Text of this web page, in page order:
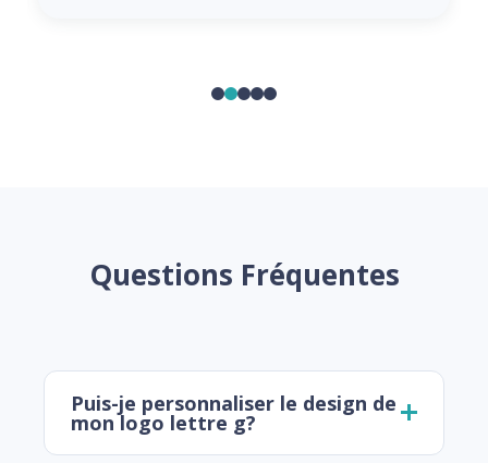
Questions Fréquentes
Puis-je personnaliser le design de
mon logo lettre g?